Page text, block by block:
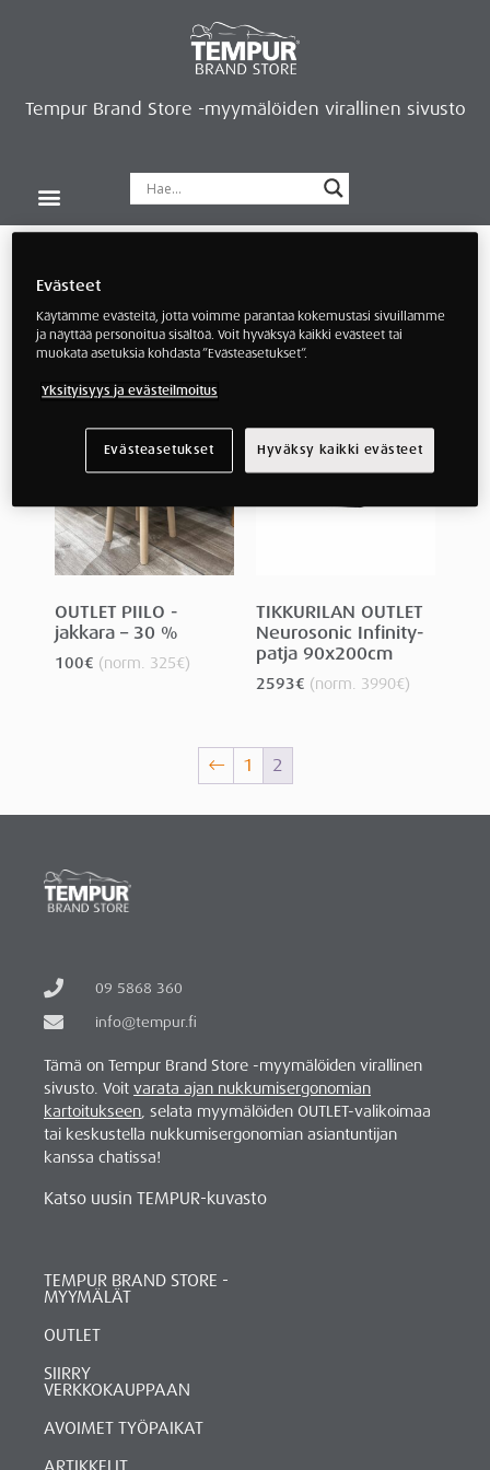
Tempur Brand Store -myymälöiden virallinen sivusto
pientuotteet
OUTLET-pientuotteet
OUTLET PIILO -
jakkara – 30 %
100€ (norm. 325€)
TIKKURILAN OUTLET
Neurosonic Infinity-
patja 90x200cm
2593€ (norm. 3990€)
← 1 2
09 5868 360
info@tempur.fi
Tämä on Tempur Brand Store -myymälöiden virallinen
sivusto. Voit varata ajan nukkumisergonomian
kartoitukseen, selata myymälöiden OUTLET-valikoimaa
tai keskustella nukkumisergonomian asiantuntijan
kanssa chatissa!
Katso uusin TEMPUR-kuvasto
TEMPUR BRAND STORE -
MYYMÄLÄT
OUTLET
SIIRRY
VERKKOKAUPPAAN
AVOIMET TYÖPAIKAT
Evästeet
Käytämme evästeitä, jotta voimme parantaa kokemustasi sivuillamme
ja näyttää personoitua sisältöä. Voit hyväksyä kaikki evästeet tai
muokata asetuksia kohdasta ”Evästeasetukset”.
Yksityisyys ja evästeilmoitus
Evästeasetukset Hyväksy kaikki evästeet